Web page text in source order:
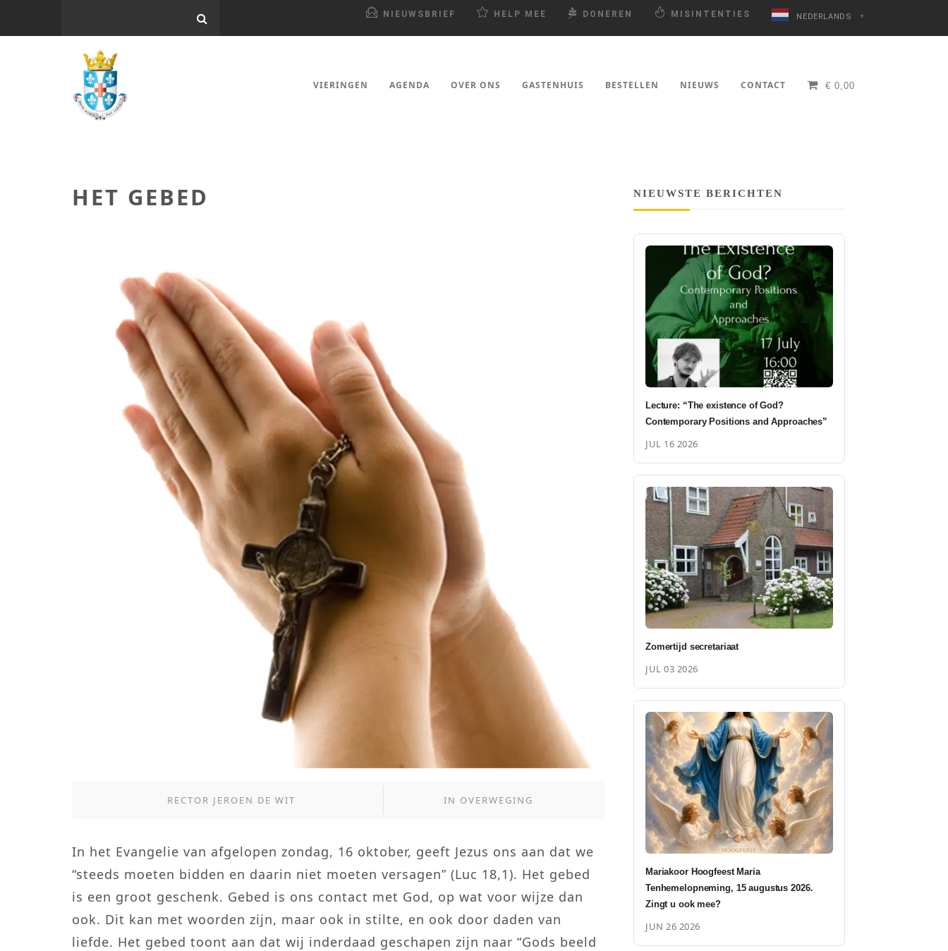
NIEUWSBRIEF HELP MEE DONEREN MISINTENTIES NEDERLANDS ▼
VIERINGEN AGENDA OVER ONS GASTENHUIS BESTELLEN NIEUWS CONTACT € 0,00
HET GEBED
RECTOR JEROEN DE WIT IN OVERWEGING
In het Evangelie van afgelopen zondag, 16 oktober, geeft Jezus ons aan dat we
“steeds moeten bidden en daarin niet moeten versagen” (Luc 18,1). Het gebed
is een groot geschenk. Gebed is ons contact met God, op wat voor wijze dan
ook. Dit kan met woorden zijn, maar ook in stilte, en ook door daden van
liefde. Het gebed toont aan dat wij inderdaad geschapen zijn naar “Gods beeld
NIEUWSTE BERICHTEN
Lecture: “The existence of God?
Contemporary Positions and Approaches”
JUL 16 2026
Zomertijd secretariaat
JUL 03 2026
Mariakoor Hoogfeest Maria
Tenhemelopneming, 15 augustus 2026.
Zingt u ook mee?
JUN 26 2026